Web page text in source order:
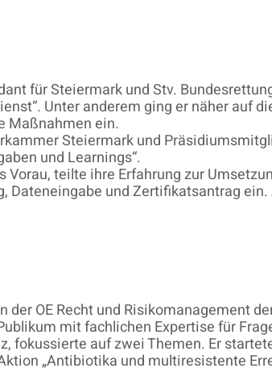
für Steiermark und Stv.
Unter anderem ging er näher auf
Maßnahmen ein.
Steiermark und
und Learnings“.
teilte ihre Erfahrung zur
Dateneingabe und Zertifikatsantrag
OE Recht und Risikomanagement
mit fachlichen Expertise für
fokussierte auf zwei Themen. Er
„Antibiotika und multiresistente